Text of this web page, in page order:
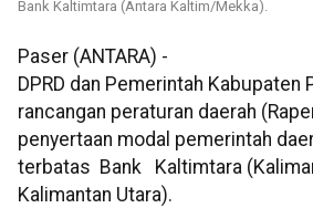
Bank Kaltimtara (Antara Kaltim/Mekka).
Paser (ANTARA) -
DPRD dan Pemerintah Kabupaten
rancangan peraturan daerah
penyertaan modal pemerintah
terbatas Bank Kaltimtara
Kalimantan Utara).